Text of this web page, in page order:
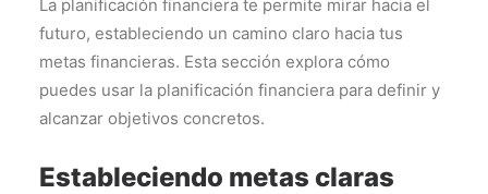
La planificación financiera te permite mirar hacia el
futuro, estableciendo un camino claro hacia tus
metas financieras. Esta sección explora cómo
puedes usar la planificación financiera para definir y
alcanzar objetivos concretos.
Estableciendo metas claras